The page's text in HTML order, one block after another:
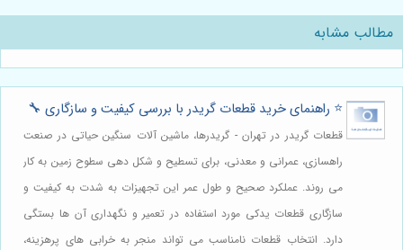
مطالب مشابه
⭐️ راهنمای خرید قطعات گریدر با بررسی کیفیت و سازگاری 🔧
قطعات گریدر در تهران - گریدرها، ماشین آلات سنگین حیاتی در صنعت
راهسازی، عمرانی و معدنی، برای تسطیح و شکل دهی سطوح زمین به کار
می روند. عملکرد صحیح و طول عمر این تجهیزات به شدت به کیفیت و
سازگاری قطعات یدکی مورد استفاده در تعمیر و نگهداری آن ها بستگی
دارد. انتخاب قطعات نامناسب می تواند منجر به خرابی های پرهزینه،